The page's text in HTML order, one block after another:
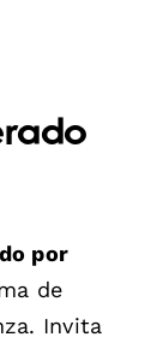
por
de
Invita